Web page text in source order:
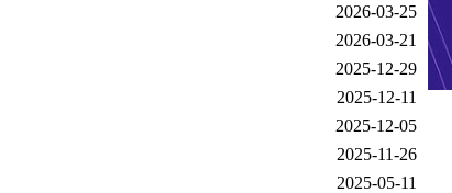
2026-03-25
2026-03-21
2025-12-29
2025-12-11
2025-12-05
2025-11-26
2025-05-11